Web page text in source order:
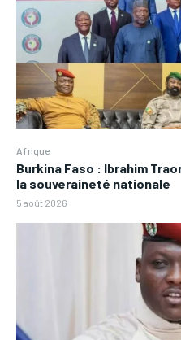
Afrique
Burkina Faso : Ibrahim
la souveraineté nationale
5 août 2026